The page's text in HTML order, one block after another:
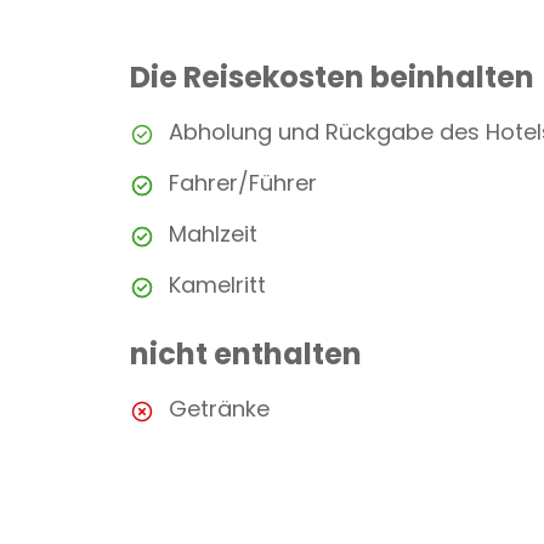
Die Reisekosten beinhalten
Abholung und Rückgabe des
Fahrer/Führer
Mahlzeit
Kamelritt
nicht enthalten
Getränke